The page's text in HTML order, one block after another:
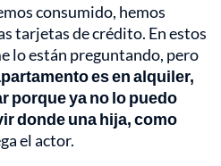
consumido, hemos
tarjetas de crédito. En estos
lo están preguntando, pero
es en alquiler,
porque ya no lo puedo
donde una hija, como
el actor.